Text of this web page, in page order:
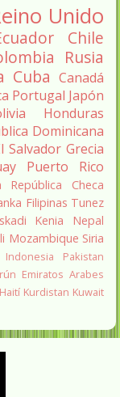
Unido
Chile
Rusia
Cuba Canadá
Portugal Japón
Honduras
Dominicana
Salvador Grecia
Puerto Rico
República Checa
Filipinas Tunez
Kenia
Nepal
Mozambique Siria
Indonesia
Pakistan
Emiratos Arabes
Haití Kurdistan Kuwait